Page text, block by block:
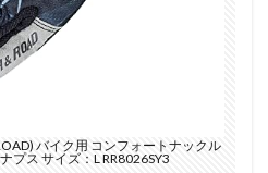
バイク用 コンフォートナックル
プス サイズ：L RR8026SY3